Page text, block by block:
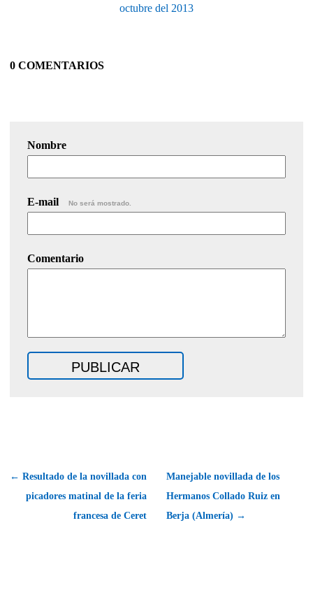
octubre del 2013
0 COMENTARIOS
Nombre
E-mail No será mostrado.
Comentario
← Resultado de la novillada con
picadores matinal de la feria
francesa de Ceret
Manejable novillada de los
Hermanos Collado Ruiz en
Berja (Almería) →